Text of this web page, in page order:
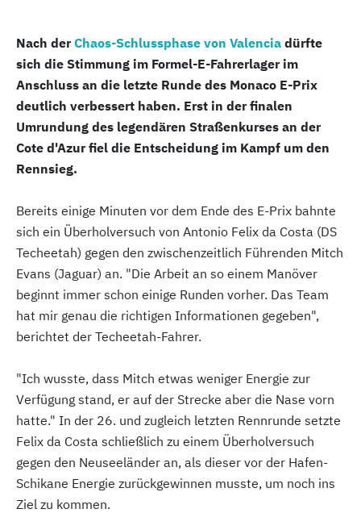
Nach derChaos-Schlussphase von Valencia dürfte
sich die Stimmung im Formel-E-Fahrerlager im
Anschluss an die letzte Runde des Monaco E-Prix
deutlich verbessert haben. Erst in der finalen
Umrundung des legendären Straßenkurses an der
Cote d'Azur fiel die Entscheidung im Kampf um den
Rennsieg.
Bereits einige Minuten vor dem Ende des E-Prix bahnte
sich ein Überholversuch von Antonio Felix da Costa (DS
Techeetah) gegen den zwischenzeitlich Führenden Mitch
Evans (Jaguar) an. "Die Arbeit an so einem Manöver
beginnt immer schon einige Runden vorher. Das Team
hat mir genau die richtigen Informationen gegeben",
berichtet der Techeetah-Fahrer.
"Ich wusste, dass Mitch etwas weniger Energie zur
Verfügung stand, er auf der Strecke aber die Nase vorn
hatte." In der 26. und zugleich letzten Rennrunde setzte
Felix da Costa schließlich zu einem Überholversuch
gegen den Neuseeländer an, als dieser vor der Hafen-
Schikane Energie zurückgewinnen musste, um noch ins
Ziel zu kommen.